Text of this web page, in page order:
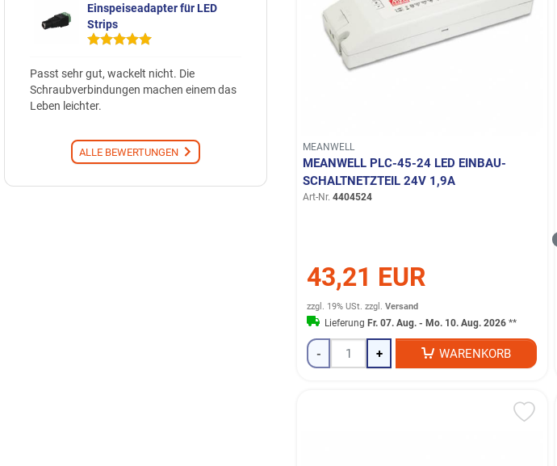
MEANWELL
MEANWELL PLC-45-24 LED EINBAU-
SCHALTNETZTEIL 24V 1,9A
Art-Nr. 4404524
43,21 EUR
zzgl. 19% USt. zzgl.Versand
LieferungFr. 07. Aug. - Mo. 10. Aug. 2026 **
- + WARENKORB
Einspeiseadapter für LED
Strips
Passt sehr gut, wackelt nicht. Die
Schraubverbindungen machen einem das
Leben leichter.
ALLE BEWERTUNGEN